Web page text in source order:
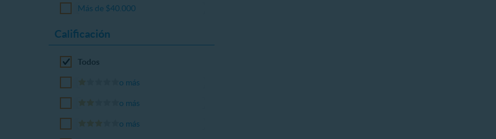
Más de $40.000
Calificación
Todos
o más
o más
o más